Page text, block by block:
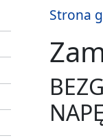
i
Strazy
Strona